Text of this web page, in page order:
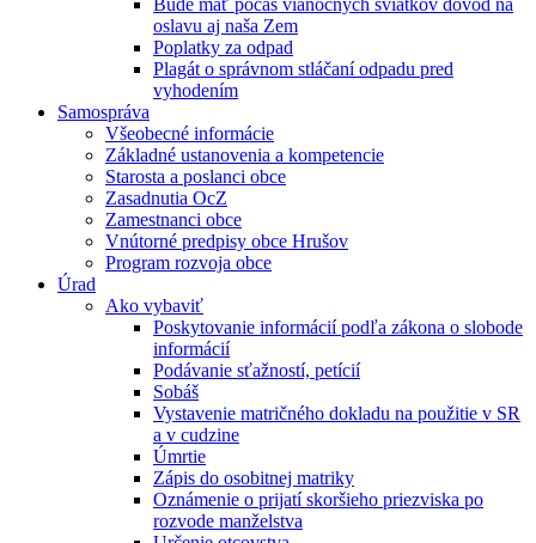
Bude mať počas vianočných sviatkov dôvod na
oslavu aj naša Zem
Poplatky za odpad
Plagát o správnom stláčaní odpadu pred
vyhodením
Samospráva
Všeobecné informácie
Základné ustanovenia a kompetencie
Starosta a poslanci obce
Zasadnutia OcZ
Zamestnanci obce
Vnútorné predpisy obce Hrušov
Program rozvoja obce
Úrad
Ako vybaviť
Poskytovanie informácií podľa zákona o slobode
informácií
Podávanie sťažností, petícií
Sobáš
Vystavenie matričného dokladu na použitie v SR
a v cudzine
Úmrtie
Zápis do osobitnej matriky
Oznámenie o prijatí skoršieho priezviska po
rozvode manželstva